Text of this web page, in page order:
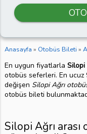
Anasayfa » Otobüs Bileti »
En uygun fiyatlarla Silopi
otobüs seferleri. En ucuz
değişen Silopi Ağrı
otobüs bileti
Silopi Ağrı